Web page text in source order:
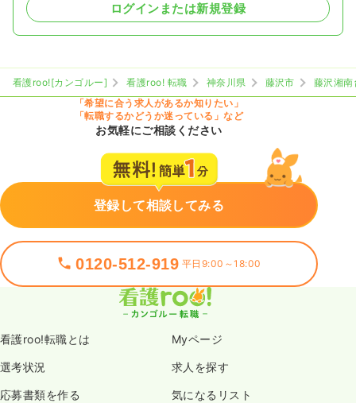
ログインまたは新規登録
看護roo![カンゴルー] 看護roo! 転職 神奈川県 藤沢市
藤沢湘南
「希望に合う求人があるか知りたい」
「転職するかどうか迷っている」など
お気軽にご相談ください
登録して相談してみる
0120-512-919 平日9:00～18:00
看護roo!転職とは Myページ
選考状況 求人を探す
応募書類を作る 気になるリスト